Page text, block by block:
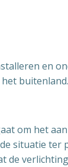
en
buitenland.
om het
situatie
de